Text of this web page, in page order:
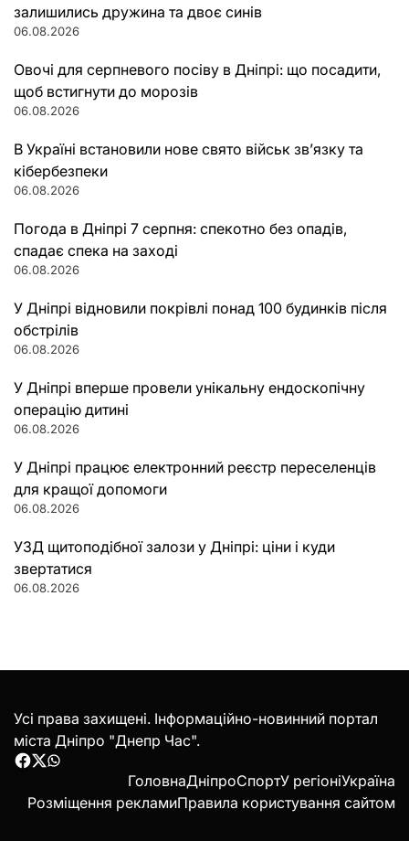
залишились дружина та двоє синів
06.08.2026
Овочі для серпневого посіву в Дніпрі: що посадити,
щоб встигнути до морозів
06.08.2026
В Україні встановили нове свято військ зв’язку та
кібербезпеки
06.08.2026
Погода в Дніпрі 7 серпня: спекотно без опадів,
спадає спека на заході
06.08.2026
У Дніпрі відновили покрівлі понад 100 будинків після
обстрілів
06.08.2026
У Дніпрі вперше провели унікальну ендоскопічну
операцію дитині
06.08.2026
У Дніпрі працює електронний реєстр переселенців
для кращої допомоги
06.08.2026
УЗД щитоподібної залози у Дніпрі: ціни і куди
звертатися
06.08.2026
Усі права захищені. Інформаційно-новинний портал
міста Дніпро "Днепр Час".
Facebook
Twitter
WhatsApp
ГоловнаДніпроСпортУ регіоніУкраїна
Розміщення рекламиПравила користування сайтом